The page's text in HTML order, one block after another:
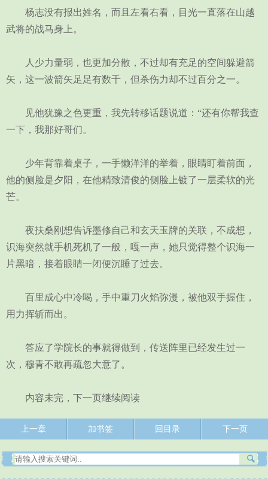
杨志没有报出姓名，而且左看右看，目光一直落在山越
武将的战马身上。
人少力量弱，也更加分散，不过却有充足的空间躲避箭
矢，这一波箭矢足足有数千，但杀伤力却不过百分之一。
见他犹豫之色更重，我先转移话题说道：“还有你帮我查
一下，我那好哥们。
少年背靠着桌子，一手懒洋洋的举着，眼睛盯着前面，
他的侧脸是夕阳，在他精致清俊的侧脸上镀了一层柔软的光
芒。
夜扶桑刚想告诉墨修自己和玄天玉牌的关联，不成想，
识海突然就手机死机了一般，嘎一声，她只觉得整个识海一
片黑暗，接着眼睛一闭便沉睡了过去。
百里成心中冷喝，手中重刀火焰弥漫，被他双手握住，
用力挥斩而出。
答应了学院长的事就得做到，传送阵里已经发生过一
次，穆青不敢再疏忽大意了。
内容未完，下一页继续阅读
上一章 加书签 回目录 下一页